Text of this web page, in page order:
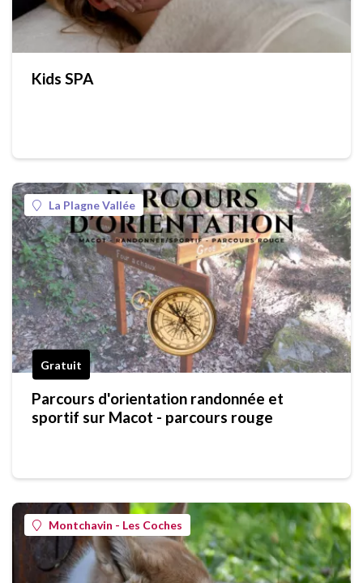
Kids SPA
La Plagne Vallée
Gratuit
Parcours d'orientation randonnée et
sportif sur Macot - parcours rouge
Montchavin - Les Coches